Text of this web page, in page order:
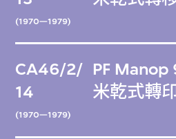
(1970—1979)
CA46/2/
14
(1970—1979)
PF
米乾式轉